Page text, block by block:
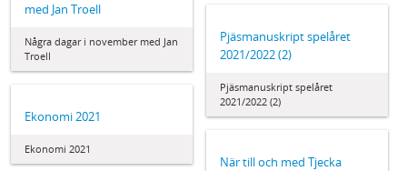
med Jan Troell
Några dagar i november med Jan
Troell
Pjäsmanuskript spelåret
2021/2022 (2)
Pjäsmanuskript spelåret
2021/2022 (2)
Ekonomi 2021
Ekonomi 2021
När till och med Tjecka